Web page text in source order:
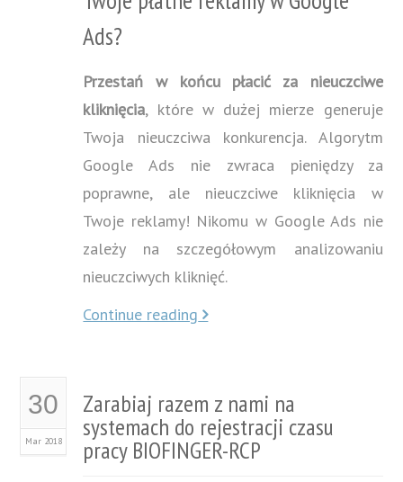
Ads?
Przestań w końcu płacić za nieuczciwe
kliknięcia, które w dużej mierze generuje
Twoja nieuczciwa konkurencja. Algorytm
Google Ads nie zwraca pieniędzy za
poprawne, ale nieuczciwe kliknięcia w
Twoje reklamy! Nikomu w Google Ads nie
zależy na szczegółowym analizowaniu
nieuczciwych kliknięć.
Continue reading
30
Mar 2018
Zarabiaj razem z nami na
systemach do rejestracji czasu
pracy BIOFINGER-RCP